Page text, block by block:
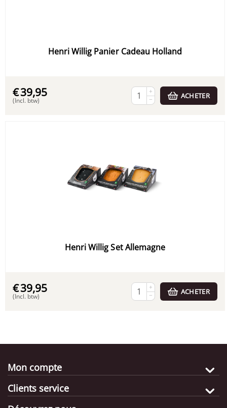
Henri Willig Panier Cadeau Holland
€39,95
(Incl. btw)
+
−
ACHETER
Henri Willig Set Allemagne
€39,95
(Incl. btw)
+
−
ACHETER
Mon compte
Clients service